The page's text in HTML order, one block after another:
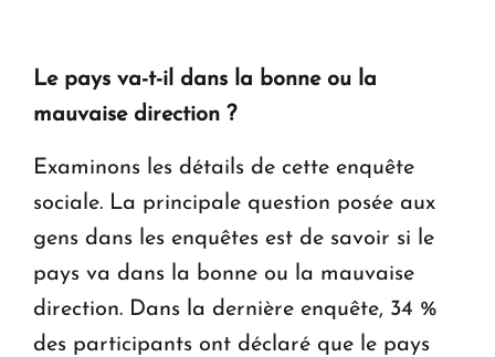
ouvrira ses portes à Dilijan
Le pays va-t-il dans la bonne ou la
mauvaise direction ?
Examinons les détails de cette enquête
sociale. La principale question posée aux
gens dans les enquêtes est de savoir si le
pays va dans la bonne ou la mauvaise
direction. Dans la dernière enquête, 34 %
des participants ont déclaré que le pays